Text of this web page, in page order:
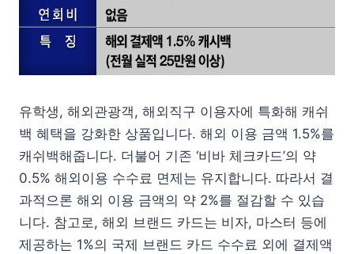
유학생, 해외관광객, 해외직구 이용자에 특화해 캐쉬
백 혜택을 강화한 상품입니다. 해외 이용 금액 1.5%를
캐쉬백해줍니다. 더불어 기존 ‘비바 체크카드’의 약
0.5% 해외이용 수수료 면제는 유지합니다. 따라서 결
과적으론 해외 이용 금액의 약 2%를 절감할 수 있습
니다. 참고로, 해외 브랜드 카드는 비자, 마스터 등에
제공하는 1%의 국제 브랜드 카드 수수료 외에 결제액